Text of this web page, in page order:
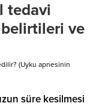
tedavi
ve
(Uyku apnesinin
süre kesilmesi